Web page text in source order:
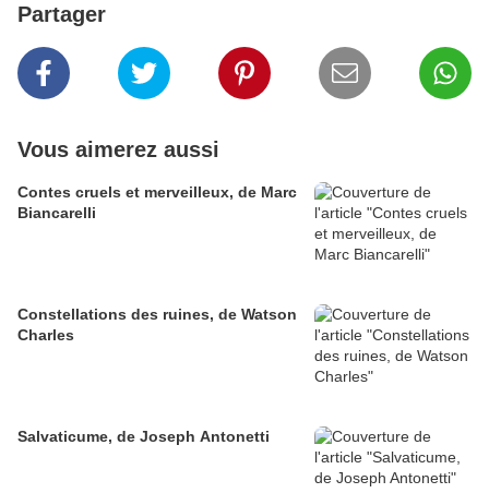
Partager
Vous aimerez aussi
Contes cruels et merveilleux, de Marc
Biancarelli
Constellations des ruines, de Watson
Charles
Salvaticume, de Joseph Antonetti